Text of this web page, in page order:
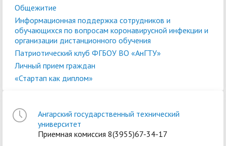
Общежитие
Информационная поддержка сотрудников и
обучающихся по вопросам коронавирусной инфекции и
организации дистанционного обучения
Патриотический клуб ФГБОУ ВО «АнГТУ»
Личный прием граждан
«Стартап как диплом»
Ангарский государственный технический
университет
Приемная комиссия 8(3955)67-34-17